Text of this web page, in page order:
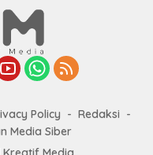
Policy
Redaksi
Media Siber